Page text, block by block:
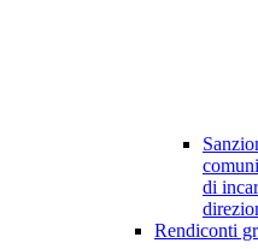
di
Rendiconti